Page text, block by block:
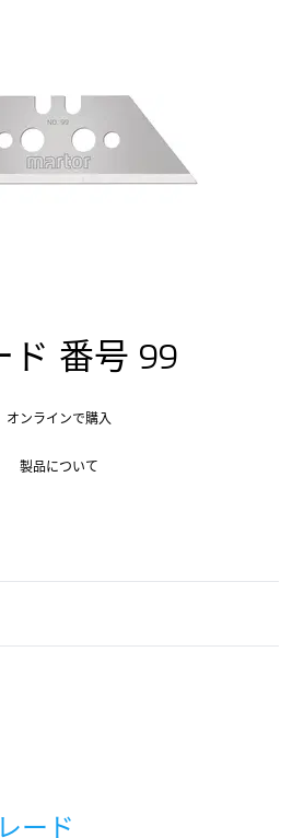
ド 番号 99
オンラインで購入
製品について
ード